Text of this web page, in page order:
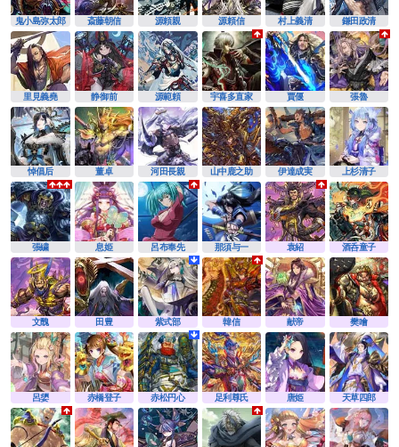
鬼小島弥太郎 斎藤朝信 源頼親 源頼信 村上義清 鎌田政清
里見義堯 静御前 源範頼 宇喜多直家 賈偃 張魯
悼倡后 董卓 河田長親 山中鹿之助 伊達成実 上杉清子
張繍 息姫 呂布奉先 那須与一 袁紹 酒呑童子
文醜 田豊 紫式部 韓信 献帝 樊噲
呂嬃 赤橋登子 赤松円心 足利尊氏 唐姫 天草四郎